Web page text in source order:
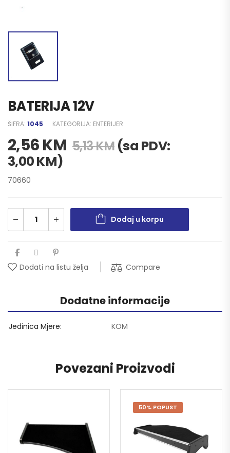
BATERIJA 12V
ŠIFRA: 1045 KATEGORIJA: ENTERIJER
2,56KM 5,13KM (sa PDV:
3,00KM)
70660
Dodaj u korpu
Dodati na listu želja Compare
Dodatne informacije
Jedinica Mjere KOM
Povezani Proizvodi
50% POPUST